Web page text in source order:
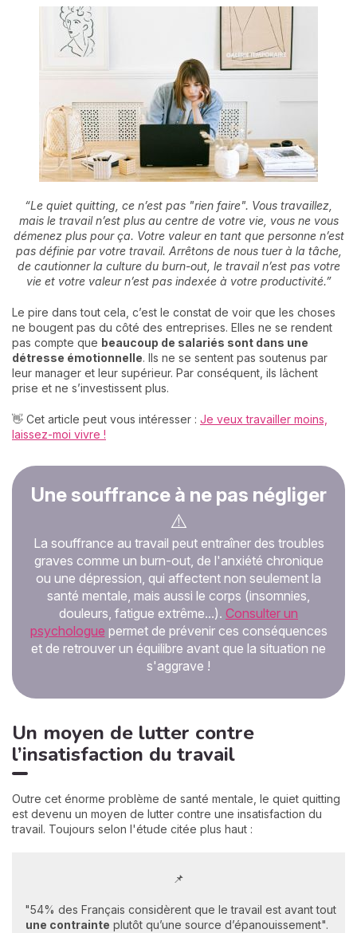
“Le quiet quitting, ce n’est pas "rien faire". Vous travaillez,
mais le travail n’est plus au centre de votre vie, vous ne vous
démenez plus pour ça. Votre valeur en tant que personne n’est
pas définie par votre travail. Arrêtons de nous tuer à la tâche,
de cautionner la culture du burn-out, le travail n’est pas votre
vie et votre valeur n’est pas indexée à votre productivité.”
Le pire dans tout cela, c’est le constat de voir que les choses
ne bougent pas du côté des entreprises. Elles ne se rendent
pas compte que beaucoup de salariés sont dans une
détresse émotionnelle. Ils ne se sentent pas soutenus par
leur manager et leur supérieur. Par conséquent, ils lâchent
prise et ne s’investissent plus.
👋 Cet article peut vous intéresser : Je veux travailler moins,
laissez-moi vivre !
Une souffrance à ne pas négliger
⚠️
La souffrance au travail peut entraîner des troubles
graves comme un burn-out, de l'anxiété chronique
ou une dépression, qui affectent non seulement la
santé mentale, mais aussi le corps (insomnies,
douleurs, fatigue extrême...). Consulter un
psychologue permet de prévenir ces conséquences
et de retrouver un équilibre avant que la situation ne
s'aggrave !
Un moyen de lutter contre
l’insatisfaction du travail
Outre cet énorme problème de santé mentale, le quiet quitting
est devenu un moyen de lutter contre une insatisfaction du
travail. Toujours selon l'étude citée plus haut :
📌
"54% des Français considèrent que le travail est avant tout
une contrainte plutôt qu’une source d’épanouissement".